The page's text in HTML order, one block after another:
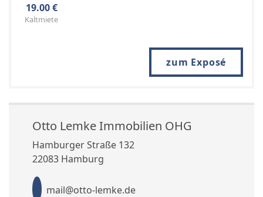
19.00 €
Kaltmiete
zum Exposé
Otto Lemke Immobilien OHG
Hamburger Straße 132
22083 Hamburg
mail@otto-lemke.de